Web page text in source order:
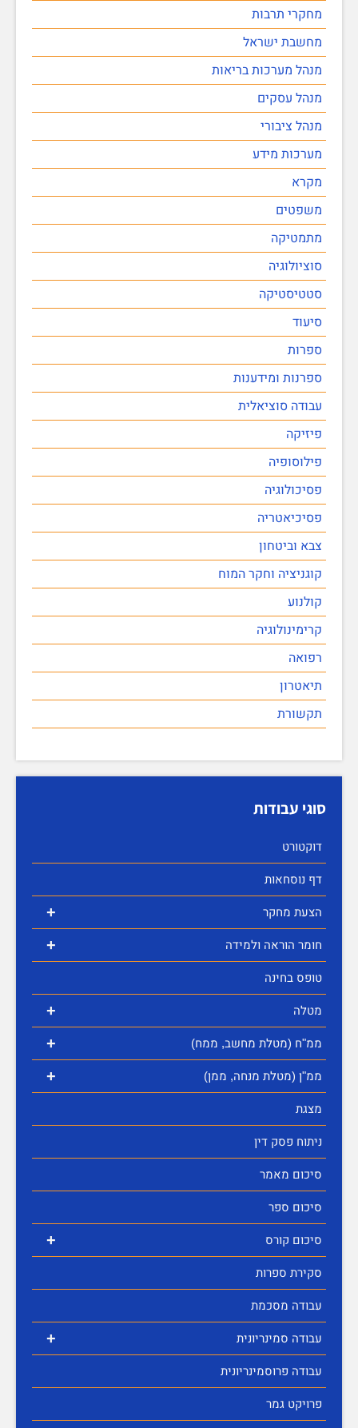
מחקרי תרבות
מחשבת ישראל
מנהל מערכות בריאות
מנהל עסקים
מנהל ציבורי
מערכות מידע
מקרא
משפטים
מתמטיקה
סוציולוגיה
סטטיסטיקה
סיעוד
ספרות
ספרנות ומידענות
עבודה סוציאלית
פיזיקה
פילוסופיה
פסיכולוגיה
פסיכיאטריה
צבא וביטחון
קוגניציה וחקר המוח
קולנוע
קרימינולוגיה
רפואה
תיאטרון
תקשורת
סוגי עבודות
דוקטורט
דף נוסחאות
+ הצעת מחקר
+ חומר הוראה ולמידה
טופס בחינה
+ מטלה
+ ממ"ח (מטלת מחשב, ממח)
+ ממ"ן (מטלת מנחה, ממן)
מצגת
ניתוח פסק דין
סיכום מאמר
סיכום ספר
+ סיכום קורס
סקירת ספרות
עבודה מסכמת
+ עבודה סמינריונית
עבודה פרוסמינריונית
פרויקט גמר